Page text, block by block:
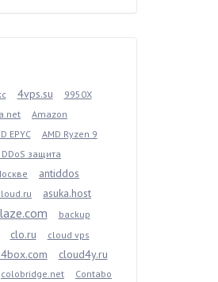
4vps.su
9950X
Amazon
EPYC AMD Ryzen 9
защита
antiddos
asuka.host
backup
clo.ru cloud vps
cloud4y.ru
colobridge.net Contabo